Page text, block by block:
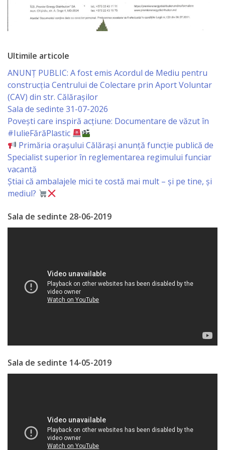
Serviciul
Serviciul
în
Reglementarea
Regimului
Funciar
Serviciul
Relaţii
cu
Publicul
Construcţii,
Gospodărie
Problemele
Antreprenoriat,
Ultimile articole
ANUNȚ PUBLIC: A fost emis Acordul de Mediu pentru
construcția Centrului de Colectare prin Aport Voluntar
(CAV) din str. Călărașilor
Sala de sedinte 31-07-2026
Povești care inspiră acțiune: Documentare de văzut în
#IulieFărăPlastic
Primăria orașului Călărași anunță funcție publică de
Specialist superior în reglementarea regimului funciar
vacantă
Știai că ambalajele mici te costă mai mult – și pe tine, și
mediul?
Sala de sedinte 28-06-2019
Sala de sedinte 14-05-2019